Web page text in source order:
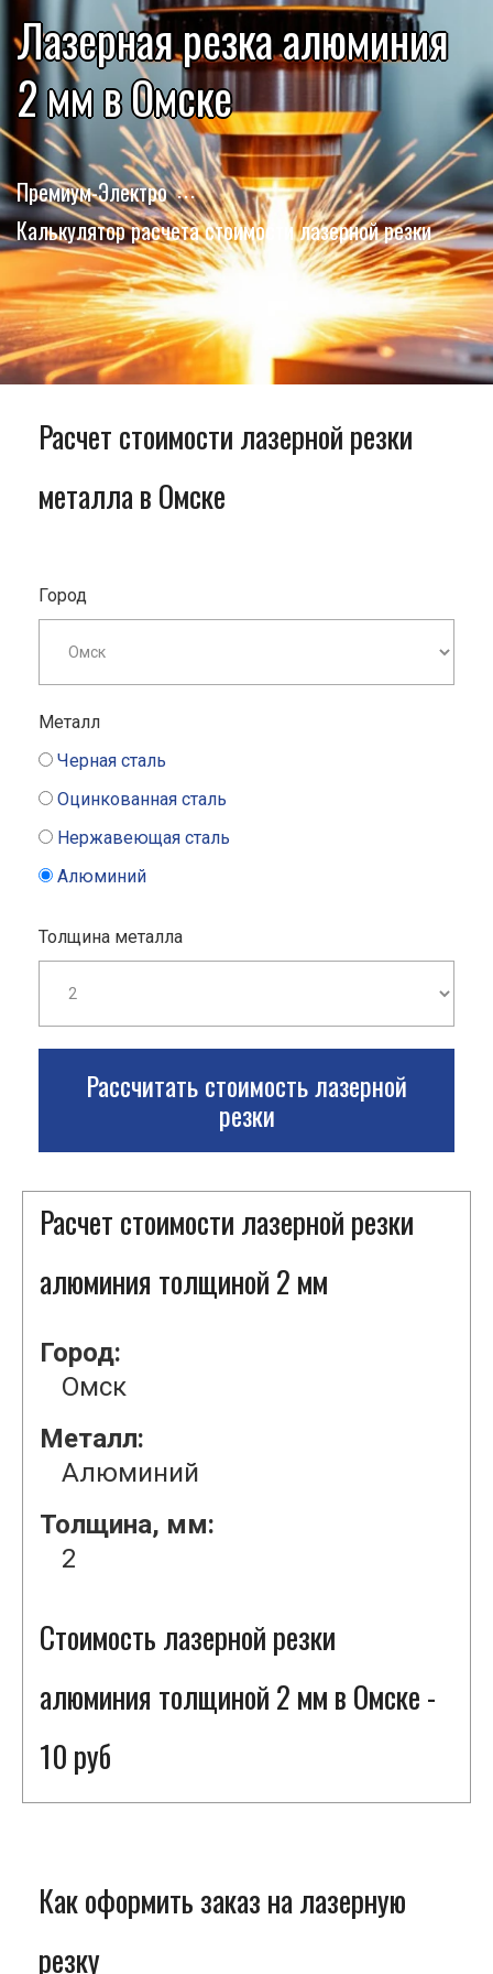
Лазерная резка алюминия
2 мм в Омске
Премиум-Электро
Калькулятор расчета стоимости лазерной резки
Расчет стоимости лазерной резки
металла в Омске
Город
Металл
Черная сталь
Оцинкованная сталь
Нержавеющая сталь
Алюминий
Толщина металла
Рассчитать стоимость лазерной
резки
Расчет стоимости лазерной резки
алюминия толщиной 2 мм
Город:
Омск
Металл:
Алюминий
Толщина, мм:
2
Стоимость лазерной резки
алюминия толщиной 2 мм в Омске -
10 руб
Как оформить заказ на лазерную
резку